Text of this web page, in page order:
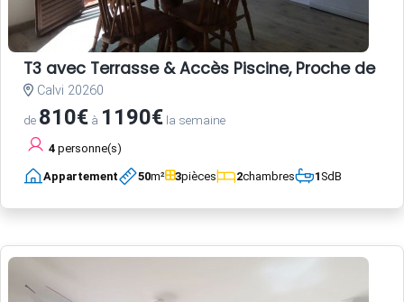
T3 avec Terrasse & Accès Piscine, Proche de la
Calvi 20260
de 810€ à 1190€ la semaine
4 personne(s)
Appartement 50m² 3pièces 2chambres 1SdB